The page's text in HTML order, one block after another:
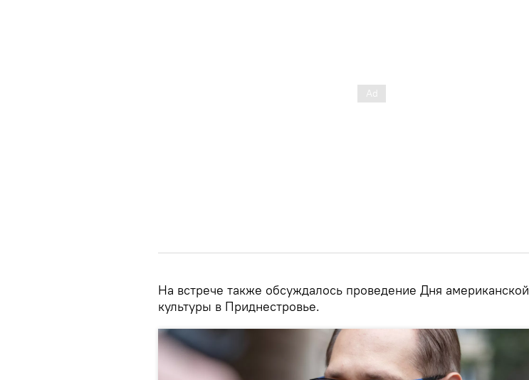
На встрече также обсуждалось проведение Дня американской
культуры в Приднестровье.